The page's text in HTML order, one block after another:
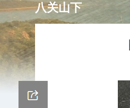
八关山下